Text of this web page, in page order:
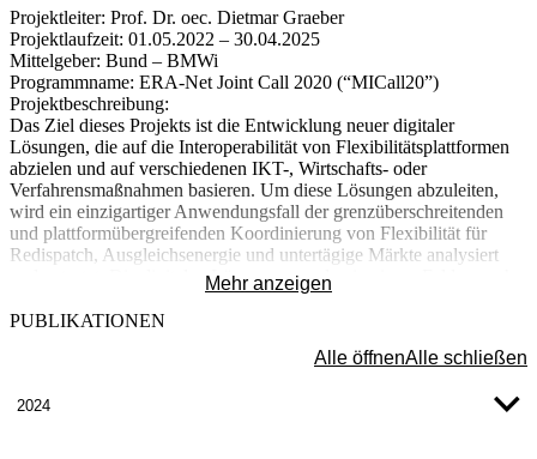
Projektleiter: Prof. Dr. oec. Dietmar Graeber
Projektlaufzeit: 01.05.2022 – 30.04.2025
Mittelgeber: Bund – BMWi
Programmname: ERA-Net Joint Call 2020 (“MICall20”)
Projektbeschreibung:
Das Ziel dieses Projekts ist die Entwicklung neuer digitaler
Lösungen, die auf die Interoperabilität von Flexibilitätsplattformen
abzielen und auf verschiedenen IKT-, Wirtschafts- oder
Verfahrensmaßnahmen basieren. Um diese Lösungen abzuleiten,
wird ein einzigartiger Anwendungsfall der grenzüberschreitenden
und plattformübergreifenden Koordinierung von Flexibilität für
Redispatch, Ausgleichsenergie und untertägige Märkte analysiert
und getestet. Die digitalen Lösungen werden in einem Feldversuch
zur technischen Evaluierung eingesetzt. Mögliche
Wohlfahrtsgewinne durch Plattform-Interoperabilität und
Entwicklung großtechnischer Optionen zum Einsatz von grünem
Mehr anzeigen
PUBLIKATIONEN
Alle öffnenAlle schließen
2024